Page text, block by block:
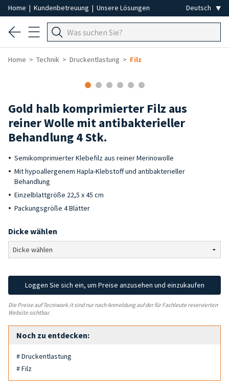
Home | Kundenbetreuung | Unsere Lösungen
Home Technik Druckentlastung Filz
Gold halb komprimierter Filz aus
reiner Wolle mit antibakterieller
Behandlung 4 Stk.
Semikomprimierter Klebefilz aus reiner Merinowolle
Mit hypoallergenem Hapla-Klebstoff und antibakterieller
Behandlung
Einzelblattgröße 22,5 x 45 cm
Packungsgröße 4 Blätter
Dicke wählen
Loggen Sie sich ein, um Preise anzusehen und einzukaufen
Die Preise auf Tecniwork.it sind nur nach Anmeldung auf der für Fachleute reservierten
Website sichtbar.
Noch zu entdecken:
# Druckentlastung
# Filz